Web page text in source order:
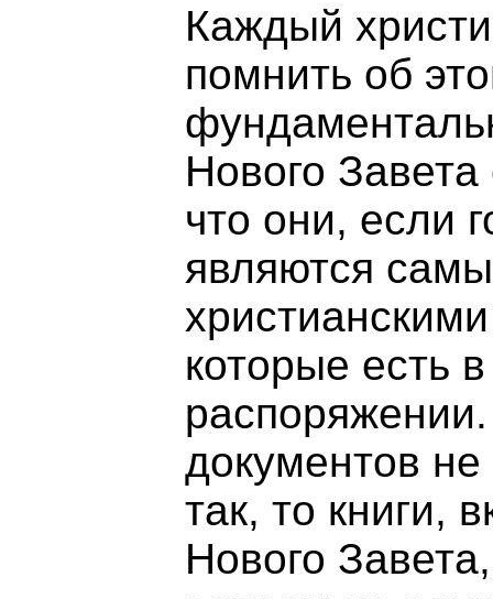
Каждый
помнить об
Нового
что они, если
являются
которые есть
документов
так, то книги,
Нового